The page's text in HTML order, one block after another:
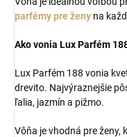
parfémy pre ženy na
Ako vonia Lux Parfém
Lux Parfém 188 vonia
drevito. Najvýraznejšie
ľalia, jazmín a pižmo.
Vôňa je vhodná pre ženy,